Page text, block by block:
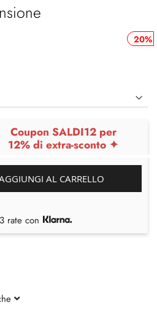
20%
Coupon SALDI12 per
12% di extra-sconto ✦
AL CARRELLO
rate con